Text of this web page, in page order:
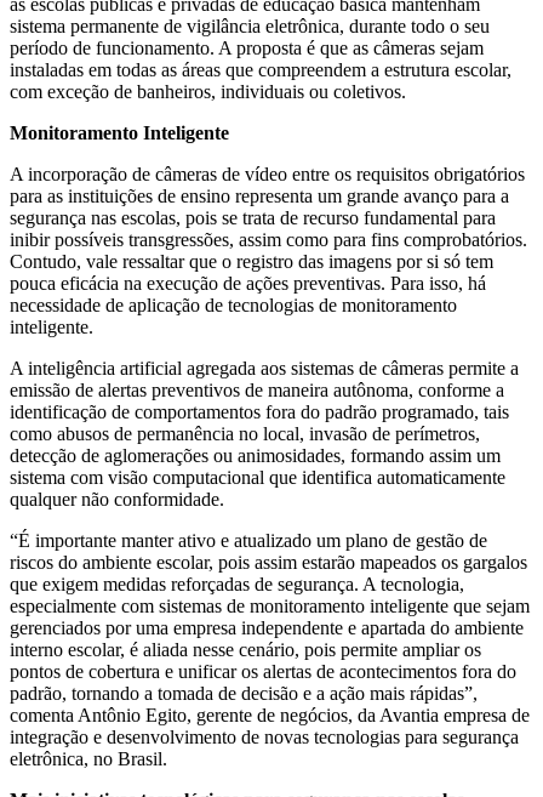
sistema permanente de vigilância eletrônica, durante todo o seu
período de funcionamento. A proposta é que as câmeras sejam
instaladas em todas as áreas que compreendem a estrutura escolar,
com exceção de banheiros, individuais ou coletivos.
Monitoramento Inteligente
A incorporação de câmeras de vídeo entre os requisitos obrigatórios
para as instituições de ensino representa um grande avanço para a
segurança nas escolas, pois se trata de recurso fundamental para
inibir possíveis transgressões, assim como para fins comprobatórios.
Contudo, vale ressaltar que o registro das imagens por si só tem
pouca eficácia na execução de ações preventivas. Para isso, há
necessidade de aplicação de tecnologias de monitoramento
inteligente.
A inteligência artificial agregada aos sistemas de câmeras permite a
emissão de alertas preventivos de maneira autônoma, conforme a
identificação de comportamentos fora do padrão programado, tais
como abusos de permanência no local, invasão de perímetros,
detecção de aglomerações ou animosidades, formando assim um
sistema com visão computacional que identifica automaticamente
qualquer não conformidade.
“É importante manter ativo e atualizado um plano de gestão de
riscos do ambiente escolar, pois assim estarão mapeados os gargalos
que exigem medidas reforçadas de segurança. A tecnologia,
especialmente com sistemas de monitoramento inteligente que sejam
gerenciados por uma empresa independente e apartada do ambiente
interno escolar, é aliada nesse cenário, pois permite ampliar os
pontos de cobertura e unificar os alertas de acontecimentos fora do
padrão, tornando a tomada de decisão e a ação mais rápidas”,
comenta Antônio Egito, gerente de negócios, da Avantia empresa de
integração e desenvolvimento de novas tecnologias para segurança
eletrônica, no Brasil.